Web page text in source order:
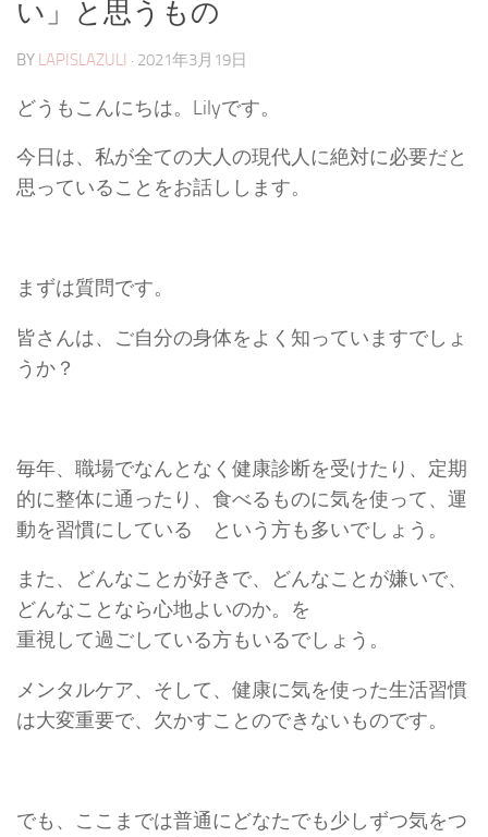
い」と思うもの
BY LAPISLAZULI · 2021年3月19日
どうもこんにちは。Lilyです。
今日は、私が全ての大人の現代人に絶対に必要だと
思っていることをお話しします。
まずは質問です。
皆さんは、ご自分の身体をよく知っていますでしょ
うか？
毎年、職場でなんとなく健康診断を受けたり、定期
的に整体に通ったり、食べるものに気を使って、運
動を習慣にしている という方も多いでしょう。
また、どんなことが好きで、どんなことが嫌いで、
どんなことなら心地よいのか。を
重視して過ごしている方もいるでしょう。
メンタルケア、そして、健康に気を使った生活習慣
は大変重要で、欠かすことのできないものです。
でも、ここまでは普通にどなたでも少しずつ気をつ